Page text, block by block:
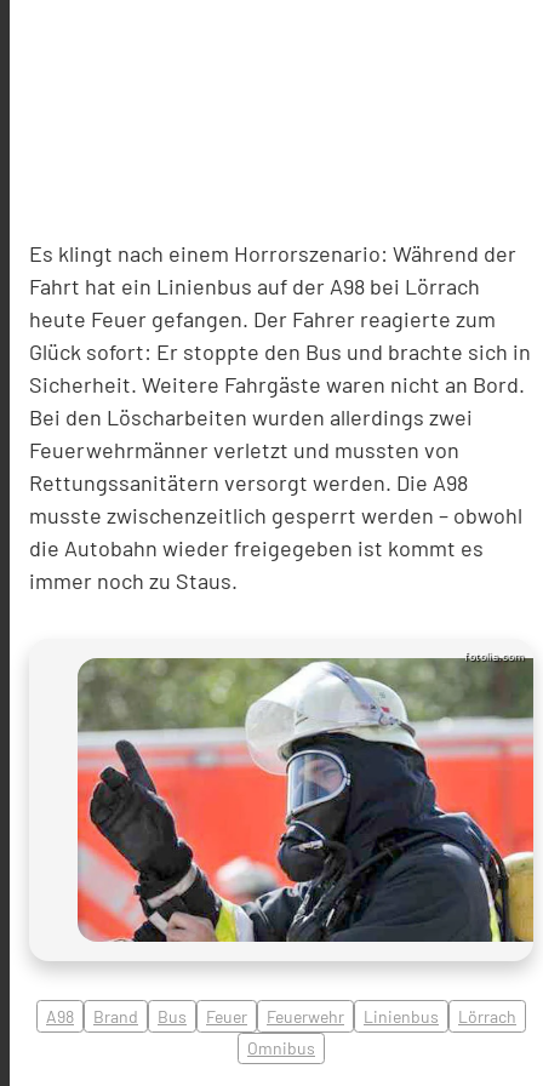
Es klingt nach einem Horrorszenario: Während der
Fahrt hat ein Linienbus auf der A98 bei Lörrach
heute Feuer gefangen. Der Fahrer reagierte zum
Glück sofort: Er stoppte den Bus und brachte sich in
Sicherheit. Weitere Fahrgäste waren nicht an Bord.
Bei den Löscharbeiten wurden allerdings zwei
Feuerwehrmänner verletzt und mussten von
Rettungssanitätern versorgt werden. Die A98
musste zwischenzeitlich gesperrt werden – obwohl
die Autobahn wieder freigegeben ist kommt es
immer noch zu Staus.
fotolia.com
A98 Brand Bus Feuer Feuerwehr Linienbus
Lörrach
Omnibus